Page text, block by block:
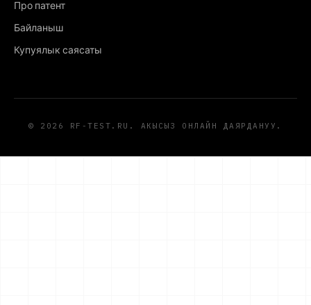
Про патент
Байланыш
Купуялык саясаты
© 2026 RF-TEST.RU. АКЫСЫЗ ОНЛАЙН ДАЯРДАНУУ.